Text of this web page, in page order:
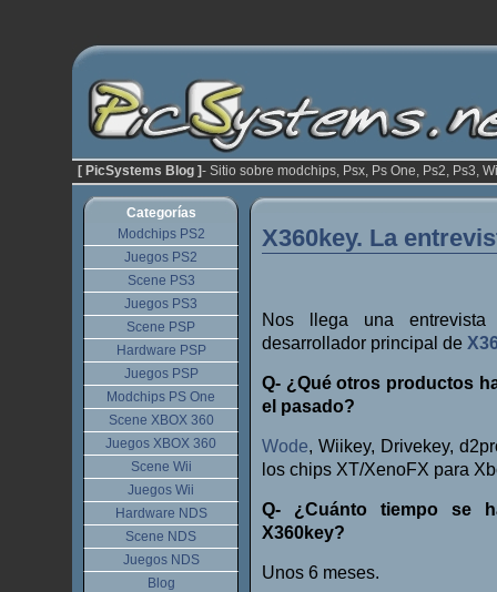
[ PicSystems Blog ]- Sitio sobre modchips, Psx, Ps One, Ps2, Ps3,
X360key. La
Nos llega una
desarrollador principal de
Q- ¿Qué otros productos
el pasado?
Wode, Wiikey, Drivekey,
los chips XT/XenoFX para
Q- ¿Cuánto tiempo se
X360key?
Unos 6 meses.
Categorías
Modchips PS2
Juegos PS2
Scene PS3
Juegos PS3
Scene PSP
Hardware PSP
Juegos PSP
Modchips PS One
Scene XBOX 360
Juegos XBOX 360
Scene Wii
Juegos Wii
Hardware NDS
Scene NDS
Juegos NDS
Blog